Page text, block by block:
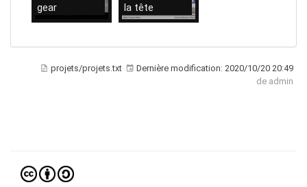
gear
21/05/2020
la tête
21/05/2020
projets/projets.txt Dernière modification: 2020/10/20 20:49
de admin